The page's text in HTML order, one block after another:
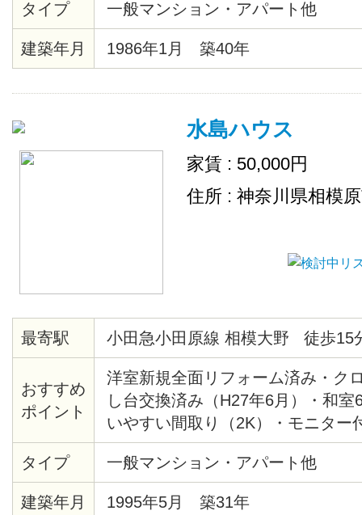
タイプ 一般マンション・アパート他
建築年月 1986年1月 築40年
水島ハウス
家賃 : 50,000円
住所 : 神奈川県相模
最寄駅 小田急小田原線 相模大野 徒歩15
おすすめ
ポイント
洋室新規全面リフォーム済み・ク
し台交換済み（H27年6月）・和室
いやすい間取り（2K）・モニター
ン・日当たり良好
タイプ
一般マンション・アパート他
建築年月 1995年5月 築31年